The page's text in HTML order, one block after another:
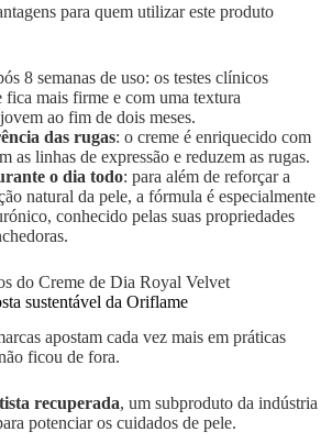
para quem utilizar este produto
8 semanas de uso: os testes clínicos
fica mais firme e com uma textura
ao fim de dois meses.
das rugas: o creme é enriquecido com
as linhas de expressão e reduzem as rugas.
o dia todo: para além de reforçar a
natural da pele, a fórmula é especialmente
conhecido pelas suas propriedades
sustentável da Oriflame
apostam cada vez mais em práticas
ficou de fora.
recuperada, um subproduto da indústria
potenciar os cuidados de pele.